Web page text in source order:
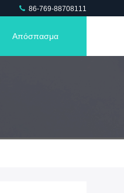
86-769-88708111
Απόσπασμα